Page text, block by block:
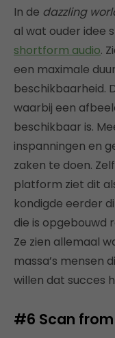
In de dazzling
al wat ouder idee
shortform audio.
een maximale
beschikbaarheid.
waarbij een
beschikbaar is.
inspanningen en
zaken te doen.
platform ziet dit
kondigde eerder
die is opgebouwd
Ze zien allemaal
massa’s mensen
willen dat succes
#6 Scan